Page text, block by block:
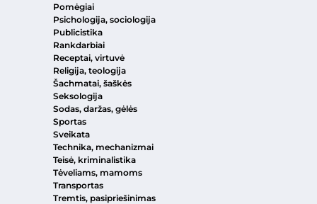
Pomėgiai
Psichologija, sociologija
Publicistika
Rankdarbiai
Receptai, virtuvė
Religija, teologija
Šachmatai, šaškės
Seksologija
Sodas, daržas, gėlės
Sportas
Sveikata
Technika, mechanizmai
Teisė, kriminalistika
Tėveliams, mamoms
Transportas
Tremtis, pasipriešinimas